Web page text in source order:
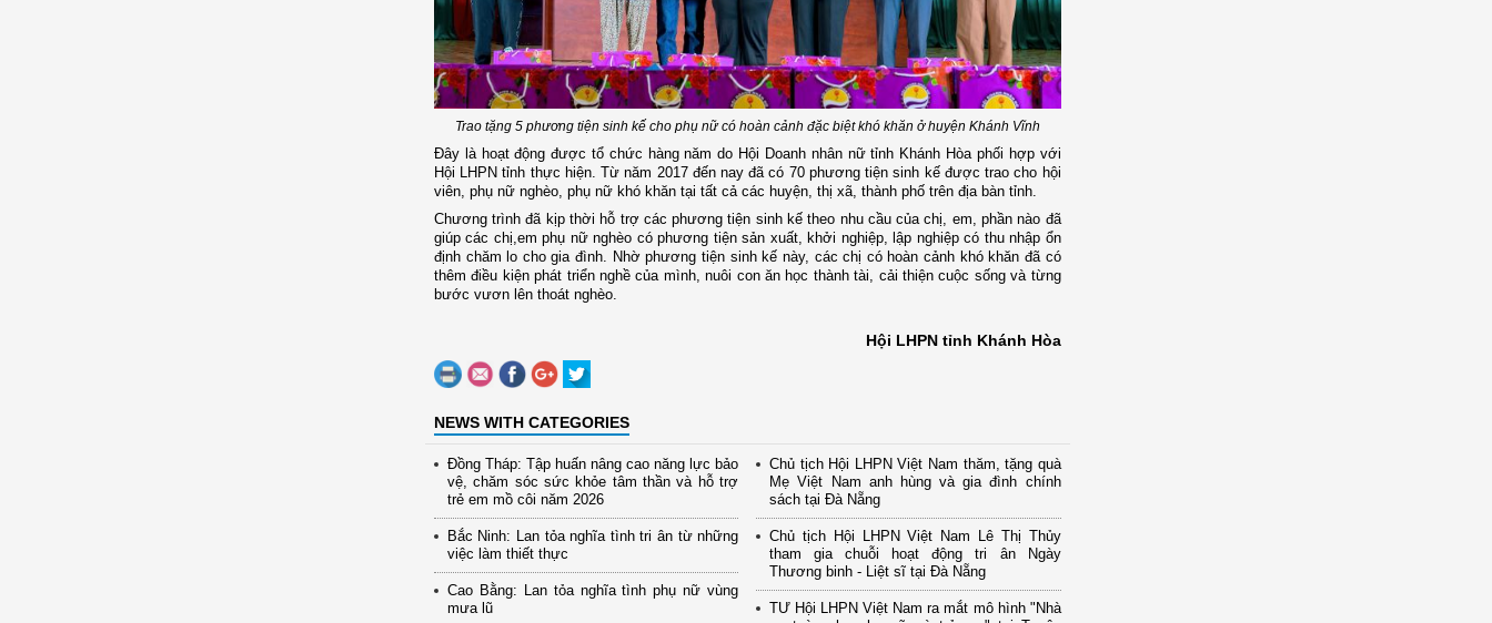
Trao tặng 5 phương tiện sinh kế cho phụ nữ có hoàn cảnh đặc biệt khó khăn ở huyện Khánh Vĩnh
Đây là hoạt động được tổ chức hàng năm do Hội Doanh nhân nữ tỉnh Khánh Hòa phối hợp với
Hội LHPN tỉnh thực hiện. Từ năm 2017 đến nay đã có 70 phương tiện sinh kế được trao cho hội
viên, phụ nữ nghèo, phụ nữ khó khăn tại tất cả các huyện, thị xã, thành phố trên địa bàn tỉnh.
Chương trình đã kịp thời hỗ trợ các phương tiện sinh kế theo nhu cầu của chị, em, phần nào đã
giúp các chị,em phụ nữ nghèo có phương tiện sản xuất, khởi nghiệp, lập nghiệp có thu nhập ổn
định chăm lo cho gia đình
Nhờ phương tiện sinh kế này, các chị có hoàn cảnh khó khăn đã có
thêm điều kiện phát triển nghề của mình, nuôi con ăn học thành tài, cải thiện cuộc sống và từng
bước vươn lên thoát nghèo.
Hội LHPN tỉnh Khánh Hòa
NEWS WITH CATEGORIES
Đồng Tháp: Tập huấn nâng cao năng lực bảo
vệ, chăm sóc sức khỏe tâm thần và hỗ trợ
trẻ em mồ côi năm 2026
Bắc Ninh: Lan tỏa nghĩa tình tri ân từ những
việc làm thiết thực
Cao Bằng: Lan tỏa nghĩa tình phụ nữ vùng
mưa lũ
Chủ tịch Hội LHPN Việt Nam thăm, tặng quà
Mẹ Việt Nam anh hùng và gia đình chính
sách tại Đà Nẵng
Chủ tịch Hội LHPN Việt Nam Lê Thị Thủy
tham gia chuỗi hoạt động tri ân Ngày
Thương binh - Liệt sĩ tại Đà Nẵng
TƯ Hội LHPN Việt Nam ra mắt mô hình "Nhà